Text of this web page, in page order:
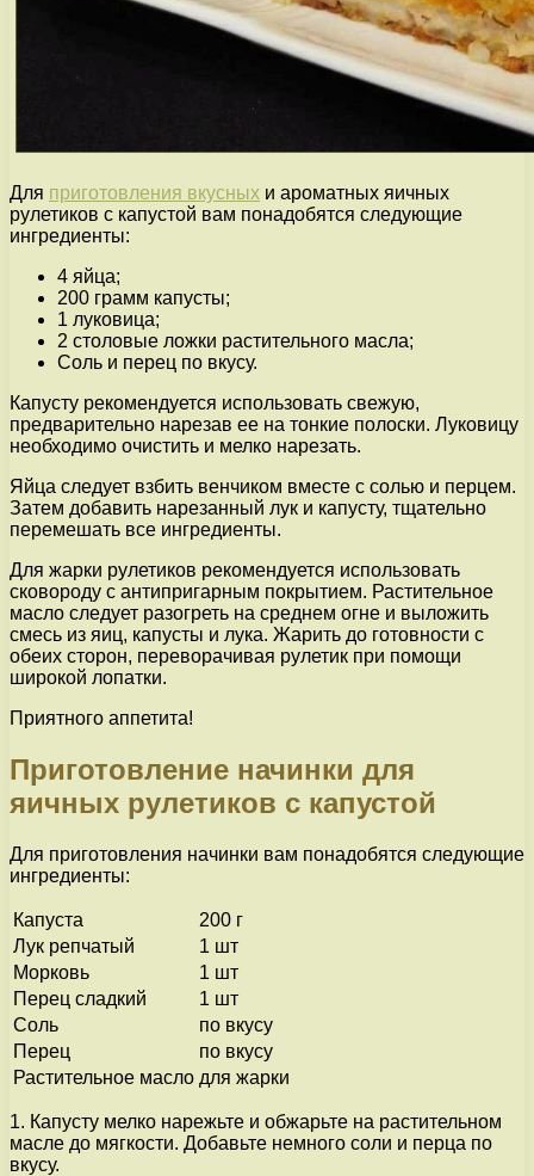
Для приготовления вкусных и ароматных яичных
рулетиков с капустой вам понадобятся следующие
ингредиенты:
4 яйца;
200 грамм капусты;
1 луковица;
2 столовые ложки растительного масла;
Соль и перец по вкусу.
Капусту рекомендуется использовать свежую,
предварительно нарезав ее на тонкие полоски. Луковицу
необходимо очистить и мелко нарезать.
Яйца следует взбить венчиком вместе с солью и перцем.
Затем добавить нарезанный лук и капусту, тщательно
перемешать все ингредиенты.
Для жарки рулетиков рекомендуется использовать
сковороду с антипригарным покрытием. Растительное
масло следует разогреть на среднем огне и выложить
смесь из яиц, капусты и лука. Жарить до готовности с
обеих сторон, переворачивая рулетик при помощи
широкой лопатки.
Приятного аппетита!
Приготовление начинки для
яичных рулетиков с капустой
Для приготовления начинки вам понадобятся следующие
ингредиенты:
Капуста
200 г
Лук репчатый
1 шт
Морковь
1 шт
Перец сладкий
1 шт
Соль
по вкусу
Перец
по вкусу
Растительное масло для жарки
1. Капусту мелко нарежьте и обжарьте на растительном
масле до мягкости. Добавьте немного соли и перца по
вкусу.